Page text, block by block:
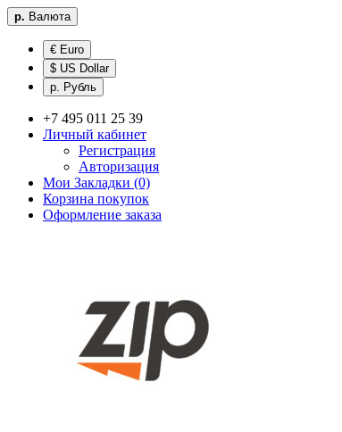
р. Валюта
€ Euro
$ US Dollar
р. Рубль
+7 495 011 25 39
Личный кабинет
Регистрация
Авторизация
Мои Закладки (0)
Корзина покупок
Оформление заказа